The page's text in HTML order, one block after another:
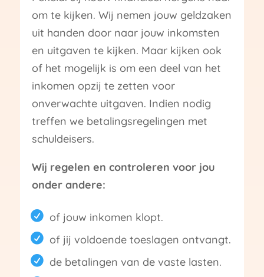
om te kijken. Wij nemen jouw geldzaken
uit handen door naar jouw inkomsten
en uitgaven te kijken. Maar kijken ook
of het mogelijk is om een deel van het
inkomen opzij te zetten voor
onverwachte uitgaven. Indien nodig
treffen we betalingsregelingen met
schuldeisers.
Wij regelen en controleren voor jou
onder andere:
of jouw inkomen klopt.
of jij voldoende toeslagen ontvangt.
de betalingen van de vaste lasten.